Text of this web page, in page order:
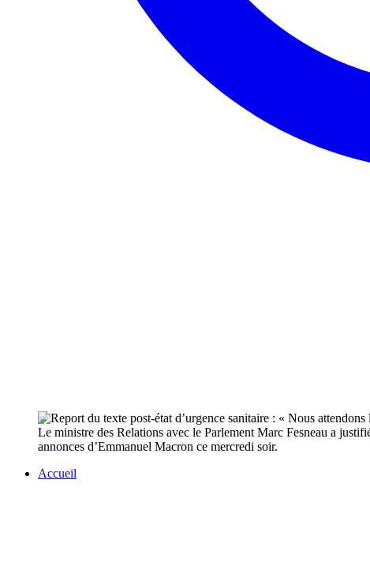
Le ministre des Relations avec le Parlement Marc Fesneau a
annonces d’Emmanuel Macron ce mercredi soir.
Accueil